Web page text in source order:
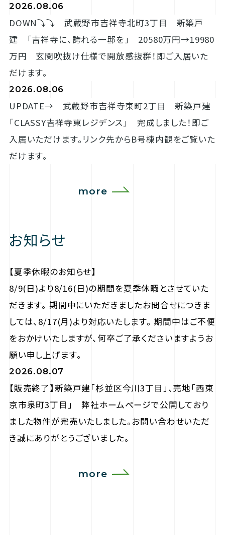
2026.08.06
DOWN⤵⤵ 武蔵野市吉祥寺北町3丁目 新築戸
建 「吉祥寺に、誇れる一邸を」 20580万円→19980
万円 玄関吹抜け仕様で開放感抜群！即ご入居いた
だけます。
2026.08.06
UPDATE→ 武蔵野市吉祥寺東町2丁目 新築戸建
「CLASSY吉祥寺東レジデンス」 完成しました！即ご
入居いただけます。リンク先からB号棟内観をご覧いた
だけます。
more
お知らせ
【夏季休暇のお知らせ】
8/9(日)より8/16(日)の期間を夏季休暇とさせていた
だきます。 期間中にいただきましたお問合せにつきま
しては、8/17(月)より対応いたします。 期間中はご不便
をおかけいたしますが、何卒ご了承くださいますようお
願い申し上げます。
2026.08.07
【販売終了】新築戸建「杉並区今川3丁目」、売地「西東
京市泉町3丁目」 弊社ホームページで公開しており
ました物件が完売いたしました。お問い合わせいただ
き誠にありがとうございました。
more